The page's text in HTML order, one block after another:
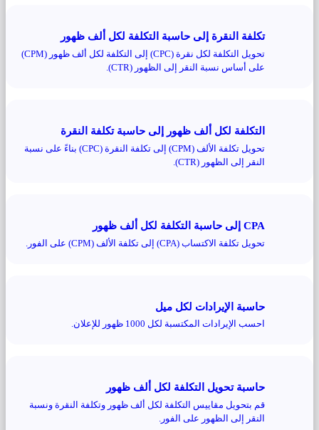
تكلفة النقرة إلى حاسبة التكلفة لكل ألف ظهور
تحويل التكلفة لكل نقرة (CPC) إلى التكلفة لكل ألف ظهور (CPM)
على أساس نسبة النقر إلى الظهور (CTR).
التكلفة لكل ألف ظهور إلى حاسبة تكلفة النقرة
تحويل تكلفة الألف (CPM) إلى تكلفة النقرة (CPC) بناءً على نسبة
النقر إلى الظهور (CTR).
CPA إلى حاسبة التكلفة لكل ألف ظهور
تحويل تكلفة الاكتساب (CPA) إلى تكلفة الألف (CPM) على الفور.
حاسبة الإيرادات لكل ميل
احسب الإيرادات المكتسبة لكل 1000 ظهور للإعلان.
حاسبة تحويل التكلفة لكل ألف ظهور
قم بتحويل مقاييس التكلفة لكل ألف ظهور وتكلفة النقرة ونسبة
النقر إلى الظهور على الفور.